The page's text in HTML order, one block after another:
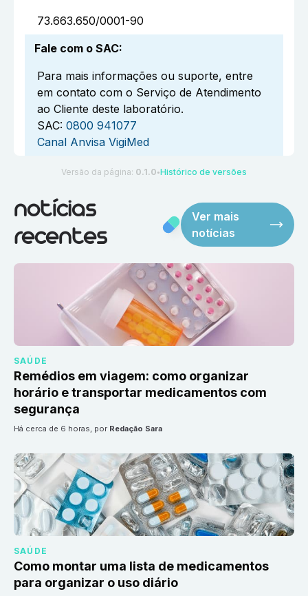
73.663.650/0001-90
Fale com o SAC:
Para mais informações ou suporte, entre
em contato com o Serviço de Atendimento
ao Cliente deste laboratório.
SAC: 0800 941077
Canal Anvisa VigiMed
Versão da página: 0.1.0 ●Histórico de versões
notícias
recentes
Ver mais
notícias
SAÚDE
Remédios em viagem: como organizar
horário e transportar medicamentos com
segurança
há cerca de 6 horas, por Redação Sara
SAÚDE
Como montar uma lista de medicamentos
para organizar o uso diário